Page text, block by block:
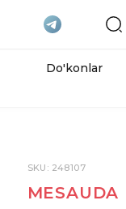
Do'konlar
SKU: 248107
MESAUDA